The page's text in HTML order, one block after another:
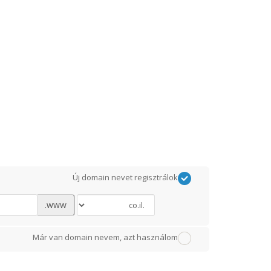
Új domain nevet regisztrálok
www.
Már van domain nevem, azt használom